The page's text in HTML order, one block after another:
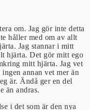
om. Jag gör inte detta
håller med om av allt
Jag stannar i mitt
hjärta. Det gör mitt ego
mitt hjärta. Jag vet
annan vet mer än
är. Ändå ger en del
än andras.
i det som är den nya